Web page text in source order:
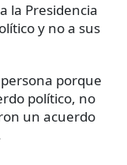
la Presidencia
y no a sus
porque
político, no
un acuerdo